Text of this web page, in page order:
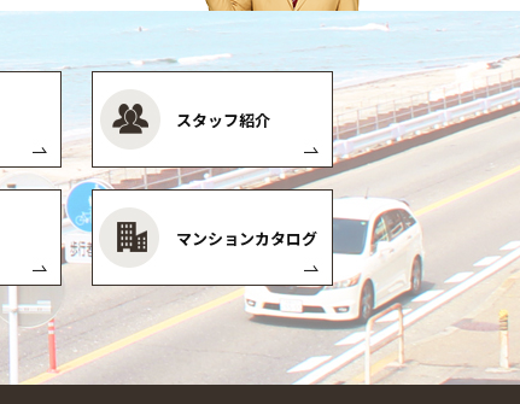
スタッフ紹介
マンションカタログ